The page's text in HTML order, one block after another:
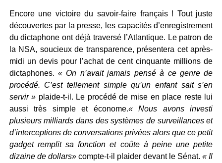
Encore une victoire du savoir-faire français ! Tout juste
découvertes par la presse, les capacités d’enregistrement
du dictaphone ont déjà traversé l’Atlantique. Le patron de
la NSA, soucieux de transparence, présentera cet après-
midi un devis pour l’achat de cent cinquante millions de
dictaphones.« On n’avait jamais pensé à ce genre de
procédé. C’est tellement simple qu’un enfant sait s’en
servir » plaide-t-il. Le procédé de mise en place reste lui
aussi très simple et économe.« Nous avons investi
plusieurs milliards dans des systèmes de surveillances et
d’interceptions de conversations privées alors que ce petit
gadget remplit sa fonction et coûte à peine une petite
dizaine de dollars»compte-t-il plaider devant le Sénat.« Il